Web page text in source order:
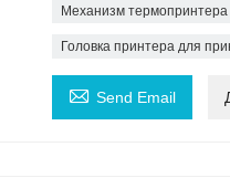
Механизм термопринтера
Головка принтера для
 Send Email